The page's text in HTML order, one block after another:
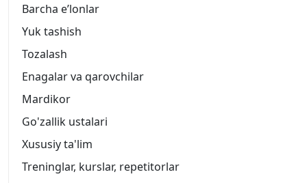
Barcha eʼlonlar
Yuk tashish
Tozalash
Enagalar va qarovchilar
Mardikor
Go'zallik ustalari
Xususiy ta'lim
Treninglar, kurslar, repetitorlar